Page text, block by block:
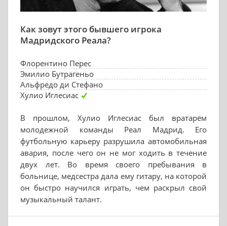
Как зовут этого бывшего игрока
Мадридского Реала?
Флорентино Перес
Эмилио Бутрагеньо
Альфредо ди Стефано
Хулио Иглесиас
В прошлом, Хулио Иглесиас был вратарём
молодежной команды Реал Мадрид. Его
футбольную карьеру разрушила автомобильная
авария, после чего он не мог ходить в течение
двух лет. Во время своего пребывания в
больнице, медсестра дала ему гитару, на которой
он быстро научился играть, чем раскрыл свой
музыкальный талант.